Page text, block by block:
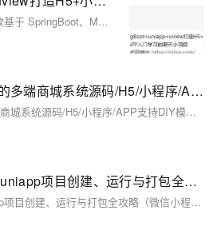
JavaDog Chat v1.0.0 是一款基于 SpringBoot、MybatisPlus 和 uniapp 的简易聊天软件，兼容 H5、小程序和 APP，提供丰富的注释和简洁代码，适合初学者。主要功能包括登录注册、消息发送、好友管理及群组交流。
thinkphp+uniapp开发的多端商城系统源码/H5/小程序/APP支持DIY模板直播分销
thinkphp+uniapp开发的多端商城系统源码/H5/小程序/APP支持DIY模板直播分销
基于npm CLI脚手架的uniapp项目创建、运行与打包全攻略（微信小程序、H5、APP全覆盖）
基于npm CLI脚手架的uniapp项目创建、运行与打包全攻略（微信小程序、H5、APP全覆盖）